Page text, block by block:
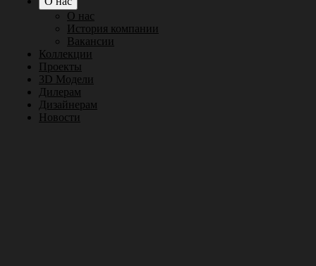
О нас
История компании
Вакансии
Коллекции
Проекты
3D Модели
Дилерам
Дизайнерам
Новости